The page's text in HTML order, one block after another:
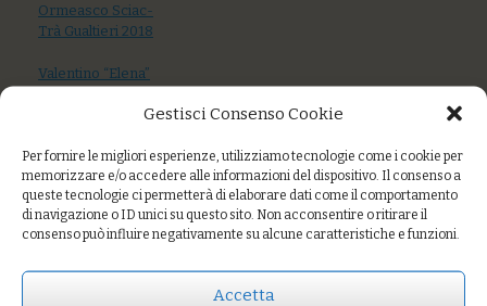
Gestisci Consenso Cookie
Per fornire le migliori esperienze, utilizziamo tecnologie come i cookie per
memorizzare e/o accedere alle informazioni del dispositivo. Il consenso a
queste tecnologie ci permetterà di elaborare dati come il comportamento
di navigazione o ID unici su questo sito. Non acconsentire o ritirare il
consenso può influire negativamente su alcune caratteristiche e funzioni.
Accetta
Ormeasco Sciac-
Trà Gualtieri 2018
Valentino “Elena”